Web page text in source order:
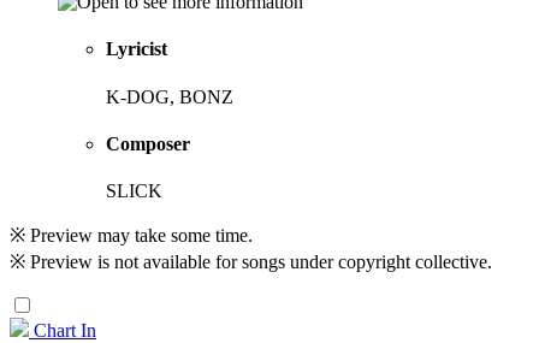
Lyricist
K-DOG, BONZ
Composer
SLICK
※ Preview may take some time.
※ Preview is not available for songs under copyright collective.
Chart In